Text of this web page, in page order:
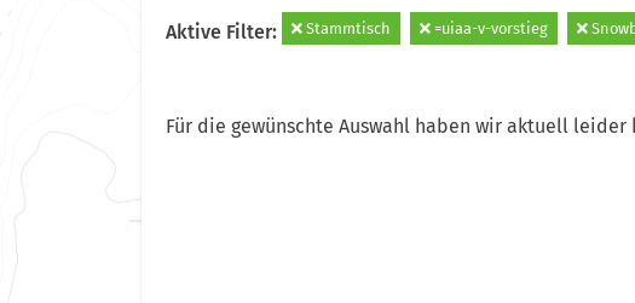
Aktive Filter: Stammtisch =uiaa-v-vorstieg
Für die gewünschte Auswahl haben wir aktuell leider